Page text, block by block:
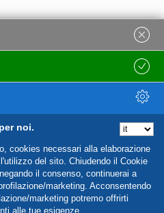
noi.
cookies necessari alla elaborazione
del sito. Chiudendo il Cookie
il consenso, continuerai a
marketing. Acconsentendo
marketing potremo offrirti
alle tue esigenze.